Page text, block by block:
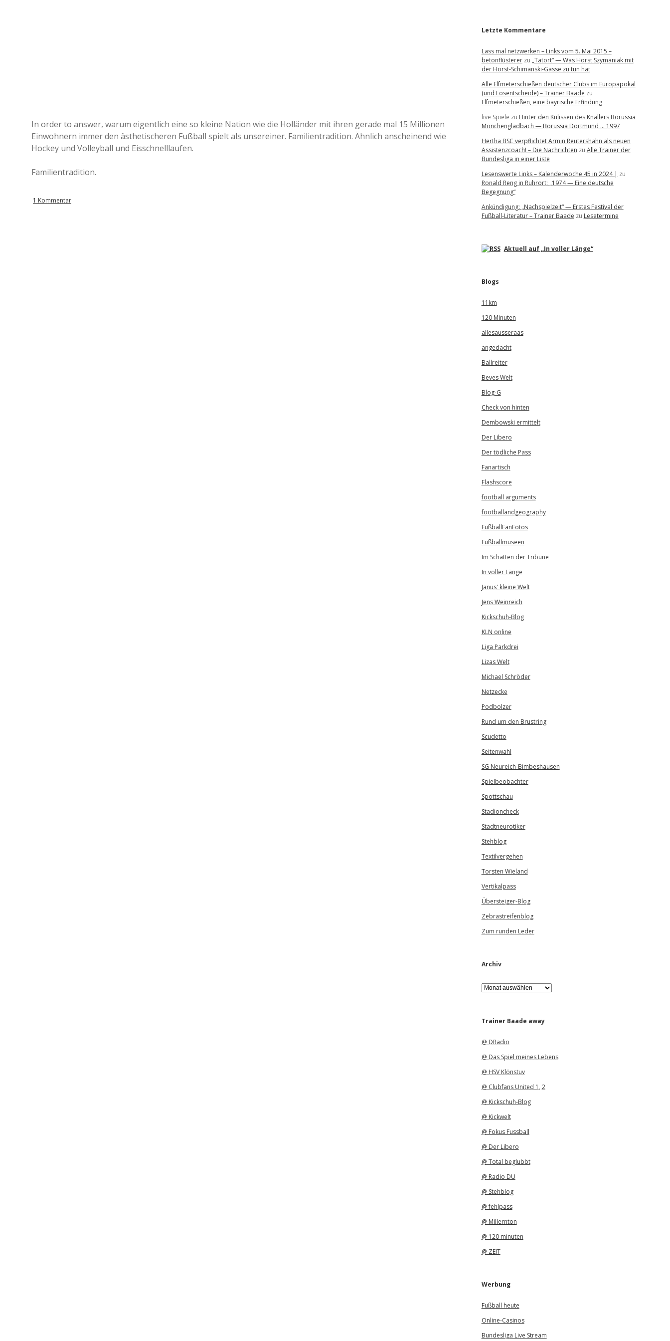
e
In order to answer, warum eigentlich eine so kleine Nation wie die Holländer mit ihren gerade mal 15 Millionen
Einwohnern immer den ästhetischeren Fußball spielt als unsereiner. Familientradition. Ähnlich anscheinend wie
Hockey und Volleyball und Eisschnelllaufen.
Familientradition.
1 Kommentar
Letzte Kommentare
Lass mal netzwerken – Links vom 5. Mai 2015 –
betonflüstererzu „Tatort“ — Was Horst Szymaniak mit
der Horst-Schimanski-Gasse zu tun hat
Alle Elfmeterschießen deutscher Clubs im Europapokal
(und Losentscheide) – Trainer Baade zu
Elfmeterschießen, eine bayrische Erfindung
live Spiele zu Hinter den Kulissen des Knallers Borussia
Mönchengladbach — Borussia Dortmund … 1997
Hertha BSC verpflichtet Armin Reutershahn als neuen
Assistenzcoach! – Die Nachrichten zu Alle Trainer der
Bundesliga in einer Liste
Lesenswerte Links – Kalenderwoche 45 in 2024 | zu
Ronald Reng in Ruhrort: „1974 — Eine deutsche
Begegnung“
Ankündigung: „Nachspielzeit“ — Erstes Festival der
Fußball-Literatur – Trainer Baade zu Lesetermine
Aktuell auf „In voller Länge“
Blogs
11km
120 Minuten
allesausseraas
angedacht
Ballreiter
Beves Welt
Blog-G
Check von hinten
Dembowski ermittelt
Der Libero
Der tödliche Pass
Fanartisch
Flashscore
football arguments
footballandgeography
FußballFanFotos
Fußballmuseen
Im Schatten der Tribüne
In voller Länge
Janus' kleine Welt
Jens Weinreich
Kickschuh-Blog
KLN online
Liga Parkdrei
Lizas Welt
Michael Schröder
Netzecke
Podbolzer
Rund um den Brustring
Scudetto
Seitenwahl
SG Neureich-Bimbeshausen
Spielbeobachter
Spottschau
Stadioncheck
Stadtneurotiker
Stehblog
Textilvergehen
Torsten Wieland
Vertikalpass
Übersteiger-Blog
Zebrastreifenblog
Zum runden Leder
Archiv
A
r
iTrainer Baade away
@ DRadio
@ Das Spiel meines Lebens
@ HSV Klönstuv
@ Clubfans United 1 , 2
@ Kickschuh-Blog
@ Kickwelt
@ Fokus Fussball
@ Der Libero
@ Total beglubbt
@ Radio DU
@ Stehblog
@ fehlpass
@ Millernton
@ 120 minuten
@ ZEIT
Werbung
Fußball heute
Online-Casinos
Bundesliga Live Stream